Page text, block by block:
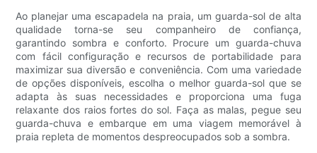
Ao planejar uma escapadela na praia, um guarda-sol de alta
qualidade torna-se seu companheiro de confiança,
garantindo sombra e conforto. Procure um guarda-chuva
com fácil configuração e recursos de portabilidade para
maximizar sua diversão e conveniência. Com uma variedade
de opções disponíveis, escolha o melhor guarda-sol que se
adapta às suas necessidades e proporciona uma fuga
relaxante dos raios fortes do sol. Faça as malas, pegue seu
guarda-chuva e embarque em uma viagem memorável à
praia repleta de momentos despreocupados sob a sombra.